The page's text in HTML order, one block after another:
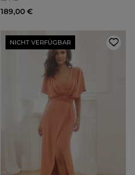
189,00 €
NICHT VERFÜGBAR